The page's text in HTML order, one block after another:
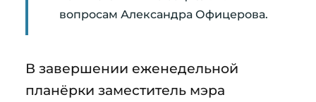
вопросам Александра Офицерова.
В завершении еженедельной
планёрки заместитель мэра